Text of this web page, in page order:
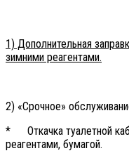
1) Дополнительная
зимними реагентами.
2) «Срочное»
* Откачка туалетной
реагентами, бумагой.